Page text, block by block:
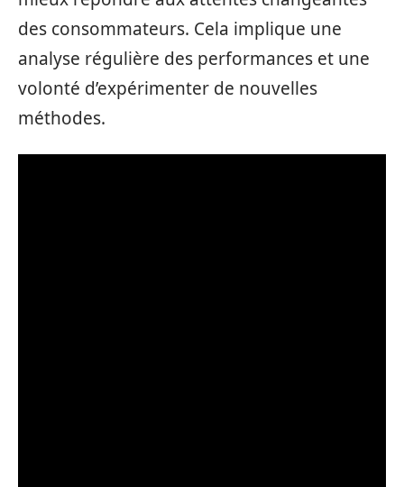
des consommateurs. Cela implique une
analyse régulière des performances et une
volonté d’expérimenter de nouvelles
méthodes.